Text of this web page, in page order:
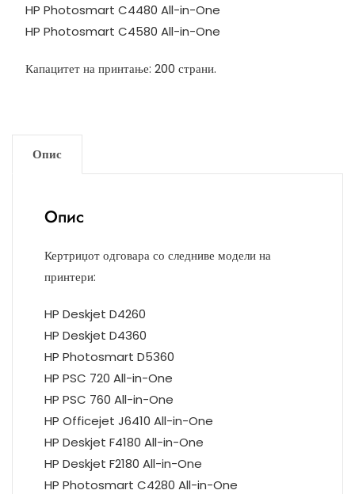
HP Photosmart C4480 All-in-One
HP Photosmart C4580 All-in-One
Капацитет на принтање: 200 страни.
Опис
Опис
Кертриџот одговара со следниве модели на
принтери:
HP Deskjet D4260
HP Deskjet D4360
HP Photosmart D5360
HP PSC 720 All-in-One
HP PSC 760 All-in-One
HP Officejet J6410 All-in-One
HP Deskjet F4180 All-in-One
HP Deskjet F2180 All-in-One
HP Photosmart C4280 All-in-One